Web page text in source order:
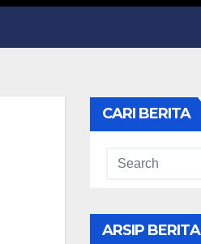
CARI BERITA
ARSIP BERITA